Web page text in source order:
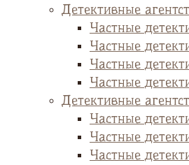
Детективные
Частные
Частные
Частные
Частные
Детективные
Частные
Частные
Частные